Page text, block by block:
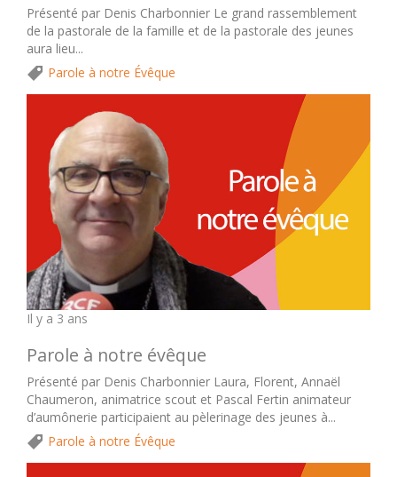
Présenté par Denis Charbonnier Le grand rassemblement
de la pastorale de la famille et de la pastorale des jeunes
aura lieu...
Parole à notre Évêque
Il y a 3 ans
Parole à notre évêque
Présenté par Denis Charbonnier Laura, Florent, Annaël
Chaumeron, animatrice scout et Pascal Fertin animateur
d’aumônerie participaient au pèlerinage des jeunes à...
Parole à notre Évêque